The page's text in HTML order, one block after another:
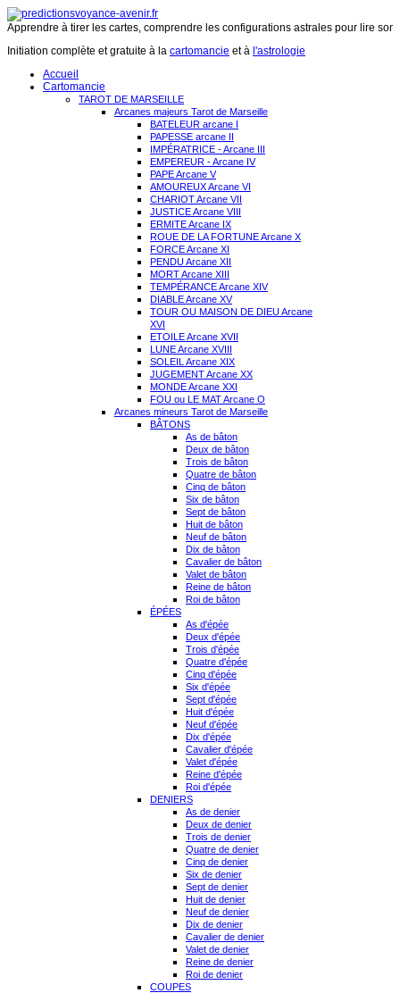
Apprendre à tirer les cartes, comprendre les configurations astrales pour lire
Initiation complète et gratuite à la cartomancie et à l'astrologie
Accueil
Cartomancie
TAROT DE MARSEILLE
Arcanes majeurs Tarot de Marseille
BATELEUR arcane I
PAPESSE arcane II
IMPÉRATRICE - Arcane III
EMPEREUR - Arcane IV
PAPE Arcane V
AMOUREUX Arcane VI
CHARIOT Arcane VII
JUSTICE Arcane VIII
ERMITE Arcane IX
ROUE DE LA FORTUNE Arcane X
FORCE Arcane XI
PENDU Arcane XII
MORT Arcane XIII
TEMPÉRANCE Arcane XIV
DIABLE Arcane XV
TOUR OU MAISON DE DIEU Arcane
XVI
ETOILE Arcane XVII
LUNE Arcane XVIII
SOLEIL Arcane XIX
JUGEMENT Arcane XX
MONDE Arcane XXI
FOU ou LE MAT Arcane O
Arcanes mineurs Tarot de Marseille
BÂTONS
As de bâton
Deux de bâton
Trois de bâton
Quatre de bâton
Cinq de bâton
Six de bâton
Sept de bâton
Huit de bâton
Neuf de bâton
Dix de bâton
Cavalier de bâton
Valet de bâton
Reine de bâton
Roi de bâton
ÉPÉES
As d'épée
Deux d'épée
Trois d'épée
Quatre d'épée
Cinq d'épée
Six d'épée
Sept d'épée
Huit d'épée
Neuf d'épée
Dix d'épée
Cavalier d'épée
Valet d'épée
Reine d'épée
Roi d'épée
DENIERS
As de denier
Deux de denier
Trois de denier
Quatre de denier
Cinq de denier
Six de denier
Sept de denier
Huit de denier
Neuf de denier
Dix de denier
Cavalier de denier
Valet de denier
Reine de denier
Roi de denier
COUPES